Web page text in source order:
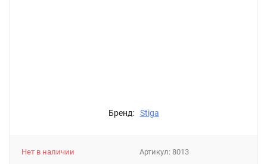
Бренд: Stiga
Артикул: 8013
Нет в наличии